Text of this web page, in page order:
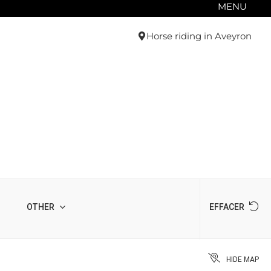
MENU
Horse riding in Aveyron
OTHER EFFACER
HIDE MAP